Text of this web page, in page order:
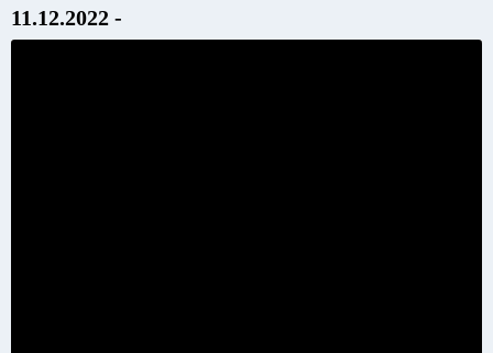
11.12.2022 -